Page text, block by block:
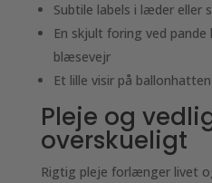
Subtile labels i læder eller
En skjult foring ved
blæsevejr
Et lille visir på
Pleje og
overskueligt
Rigtig pleje forlænger livet